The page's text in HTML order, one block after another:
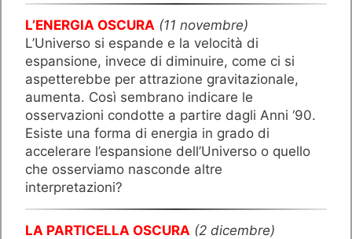
L’ENERGIA OSCURA (11 novembre)
L’Universo si espande e la velocità di
espansione, invece di diminuire, come ci si
aspetterebbe per attrazione gravitazionale,
aumenta. Così sembrano indicare le
osservazioni condotte a partire dagli Anni ‘90.
Esiste una forma di energia in grado di
accelerare l’espansione dell’Universo o quello
che osserviamo nasconde altre
interpretazioni?
LA PARTICELLA OSCURA (2 dicembre)